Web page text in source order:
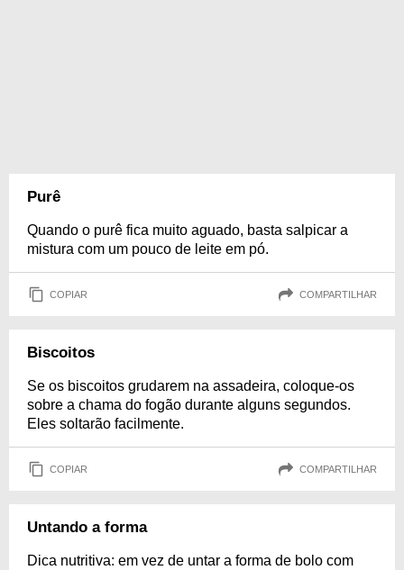
Purê
Quando o purê fica muito aguado, basta salpicar a
mistura com um pouco de leite em pó.
COPIAR COMPARTILHAR
Biscoitos
Se os biscoitos grudarem na assadeira, coloque-os
sobre a chama do fogão durante alguns segundos.
Eles soltarão facilmente.
COPIAR COMPARTILHAR
Untando a forma
Dica nutritiva: em vez de untar a forma de bolo com